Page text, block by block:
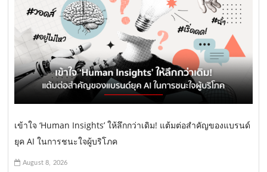
เข้าใจ ‘Human Insights’ ให้ลึกกว่าเดิม! แต้มต่อสำคัญของแบรนด์
ยุค AI ในการชนะใจผู้บริโภค
August 8, 2026